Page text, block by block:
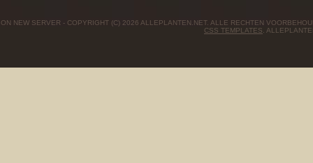
ON NEW SERVER - COPYRIGHT (C) 2026 ALLEPLANTEN.NET. ALLE RECHTEN
CSS TEMPLATES .